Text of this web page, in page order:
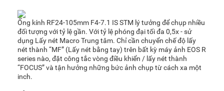
Ống kính RF24-105mm F4-7.1 IS STM lý tưởng để chụp nhiều
đối tượng với tỷ lệ gần. Với tỷ lệ phóng đại tối đa 0,5x - sử
dụng Lấy nét Macro Trung tâm. Chỉ cần chuyển chế độ lấy
nét thành “MF” (Lấy nét bằng tay) trên bất kỳ máy ảnh EOS R
series nào, đặt công tắc vòng điều khiển / lấy nét thành
“FOCUS” và tận hưởng những bức ảnh chụp từ cách xa một
inch.